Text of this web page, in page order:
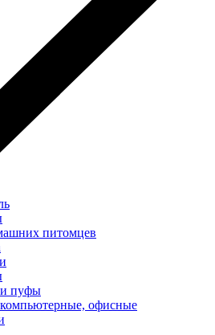
питомцев
и пуфы
офисные